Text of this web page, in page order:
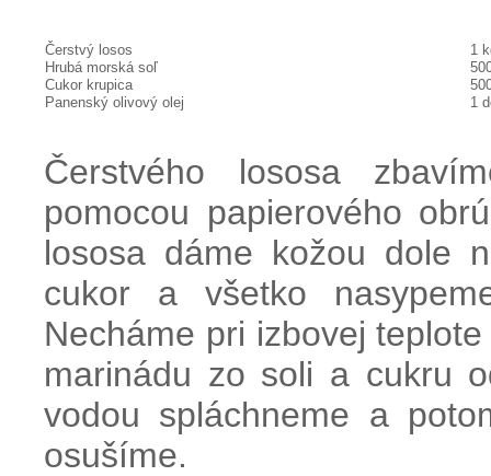
Čerstvý losos
1
Hrubá morská soľ
Cukor krupica
Panenský olivový olej
1
Čerstvého lososa
pomocou papierového
lososa dáme kožou dole
cukor
a všetko
Necháme pri izbovej teplote
marinádu zo soli a cukru
vodou spláchneme a
osušíme.